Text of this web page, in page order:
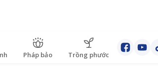
Pháp bảo Trồng phước